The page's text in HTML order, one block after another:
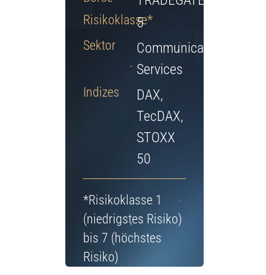
Risikoklasse*
5
Sektor
Communication
Services
Indizes
DAX,
TecDAX,
STOXX
50
*Risikoklasse 1
(niedrigstes Risiko)
bis 7 (höchstes
Risiko)